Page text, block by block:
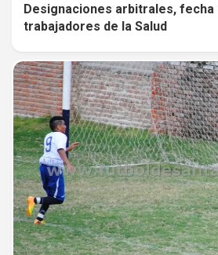
Designaciones arbitrales, fecha
trabajadores de la Salud